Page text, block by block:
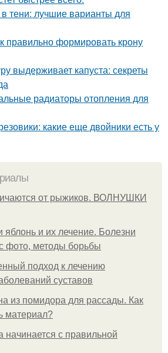
тени: лучшие варианты для
правильно формировать крону
выдерживает капуста: секреты
радиаторы отопления для
какие еще двойники есть у
от рыжиков. ВОЛНУШКИ
и их лечение. Болезни
фото, методы борьбы
подход к лечению
суставов
из помидора для рассады. Как
материал?
начинается с правильной